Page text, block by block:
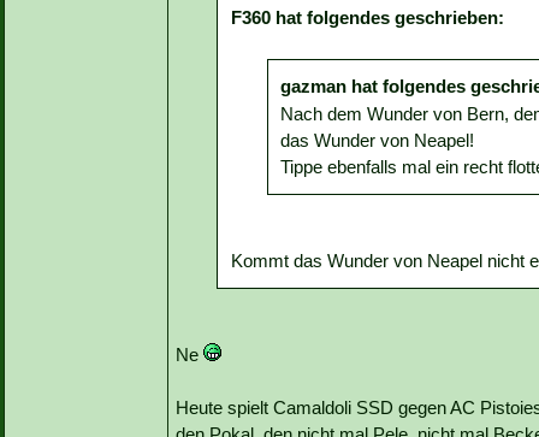
F360 hat folgendes geschrieben:
gazman hat folgendes
Nach dem Wunder von Bern,
das Wunder von Neapel!
Tippe ebenfalls mal ein recht
Kommt das Wunder von Neapel nicht
Ne
Heute spielt Camaldoli SSD gegen AC